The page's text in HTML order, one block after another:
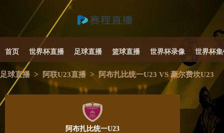
首页 世界杯直播 足球直播 篮球直播 世界杯录像 世界杯
足球直播 > 阿联U23直播 > 阿布扎比统一U23 VS 豪尔费坎U23
阿布扎比统一U23